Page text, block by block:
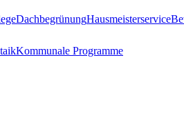
DachbegrünungHausmeisterservice
Kommunale Programme